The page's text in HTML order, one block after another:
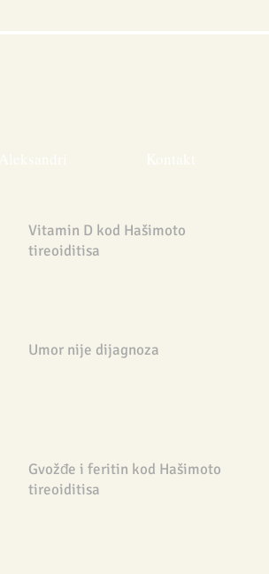
Vitamin D kod Hašimoto
tireoiditisa
Umor nije dijagnoza
Gvožđe i feritin kod Hašimoto
tireoiditisa